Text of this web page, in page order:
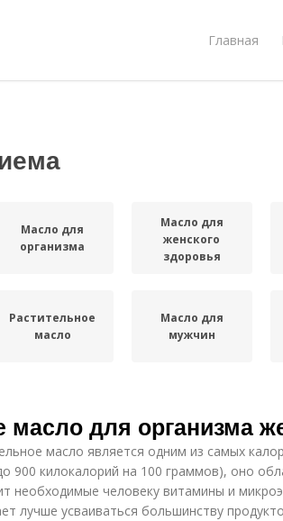
Главная
Масло для
организма
Масло для
женского
здоровья
Растительное
масло
Масло для
мужчин
масло для организма
масло является одним из самых
900 килокалорий на 100 граммов), оно
необходимые человеку витамины и
лучше усваиваться большинству